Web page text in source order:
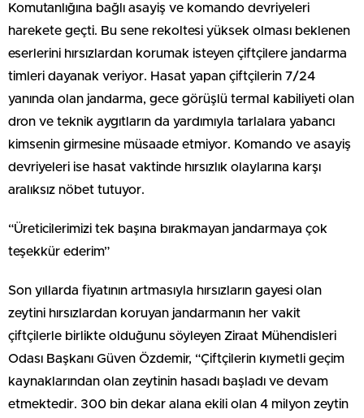
Komutanlığına bağlı asayiş ve komando devriyeleri
harekete geçti. Bu sene rekoltesi yüksek olması beklenen
eserlerini hırsızlardan korumak isteyen çiftçilere jandarma
timleri dayanak veriyor. Hasat yapan çiftçilerin 7/24
yanında olan jandarma, gece görüşlü termal kabiliyeti olan
dron ve teknik aygıtların da yardımıyla tarlalara yabancı
kimsenin girmesine müsaade etmiyor. Komando ve asayiş
devriyeleri ise hasat vaktinde hırsızlık olaylarına karşı
aralıksız nöbet tutuyor.
“Üreticilerimizi tek başına bırakmayan jandarmaya çok
teşekkür ederim”
Son yıllarda fiyatının artmasıyla hırsızların gayesi olan
zeytini hırsızlardan koruyan jandarmanın her vakit
çiftçilerle birlikte olduğunu söyleyen Ziraat Mühendisleri
Odası Başkanı Güven Özdemir, “Çiftçilerin kıymetli geçim
kaynaklarından olan zeytinin hasadı başladı ve devam
etmektedir. 300 bin dekar alana ekili olan 4 milyon zeytin